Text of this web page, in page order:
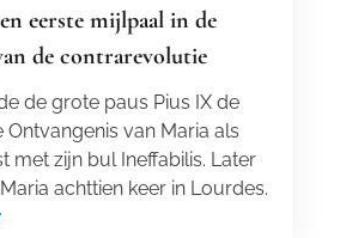
eerste mijlpaal in de
de contrarevolutie
de grote paus Pius IX de
Ontvangenis van Maria als
met zijn bul Ineffabilis. Later
achttien keer in Lourdes.